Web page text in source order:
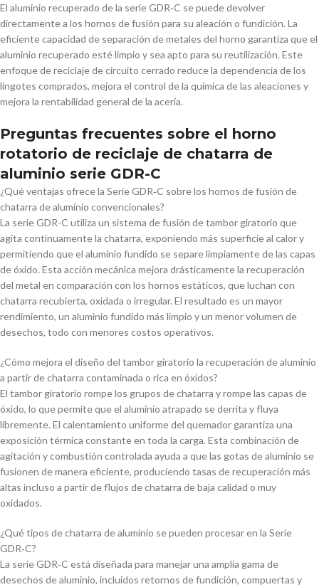
El aluminio recuperado de la serie GDR‑C se puede devolver
directamente a los hornos de fusión para su aleación o fundición. La
eficiente capacidad de separación de metales del horno garantiza que el
aluminio recuperado esté limpio y sea apto para su reutilización. Este
enfoque de reciclaje de circuito cerrado reduce la dependencia de los
lingotes comprados, mejora el control de la química de las aleaciones y
mejora la rentabilidad general de la acería.
Preguntas frecuentes sobre el horno
rotatorio de reciclaje de chatarra de
aluminio serie GDR-C
¿Qué ventajas ofrece la Serie GDR‑C sobre los hornos de fusión de
chatarra de aluminio convencionales?
La serie GDR-C utiliza un sistema de fusión de tambor giratorio que
agita continuamente la chatarra, exponiendo más superficie al calor y
permitiendo que el aluminio fundido se separe limpiamente de las capas
de óxido. Esta acción mecánica mejora drásticamente la recuperación
del metal en comparación con los hornos estáticos, que luchan con
chatarra recubierta, oxidada o irregular. El resultado es un mayor
rendimiento, un aluminio fundido más limpio y un menor volumen de
desechos, todo con menores costos operativos.
¿Cómo mejora el diseño del tambor giratorio la recuperación de aluminio
a partir de chatarra contaminada o rica en óxidos?
El tambor giratorio rompe los grupos de chatarra y rompe las capas de
óxido, lo que permite que el aluminio atrapado se derrita y fluya
libremente. El calentamiento uniforme del quemador garantiza una
exposición térmica constante en toda la carga. Esta combinación de
agitación y combustión controlada ayuda a que las gotas de aluminio se
fusionen de manera eficiente, produciendo tasas de recuperación más
altas incluso a partir de flujos de chatarra de baja calidad o muy
oxidados.
¿Qué tipos de chatarra de aluminio se pueden procesar en la Serie
GDR‑C?
La serie GDR‑C está diseñada para manejar una amplia gama de
desechos de aluminio, incluidos retornos de fundición, compuertas y